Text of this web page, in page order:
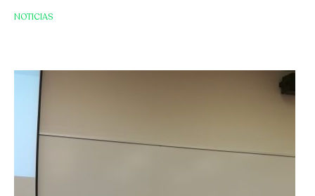
NOTICIAS